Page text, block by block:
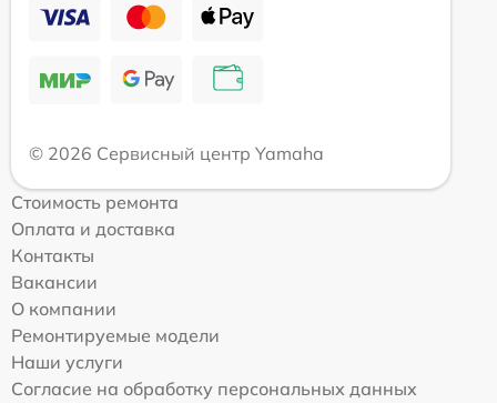
© 2026 Сервисный центр Yamaha
Стоимость ремонта
Оплата и доставка
Контакты
Вакансии
О компании
Ремонтируемые модели
Наши услуги
Согласие на обработку персональных данных